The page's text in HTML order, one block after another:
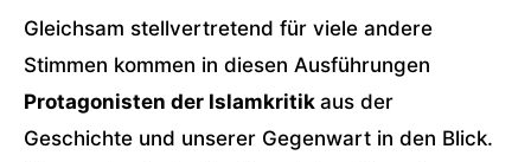
Gleichsam stellvertretend für viele andere
Stimmen kommen in diesen Ausführungen
Protagonisten der Islamkritik aus der
Geschichte und unserer Gegenwart in den Blick.